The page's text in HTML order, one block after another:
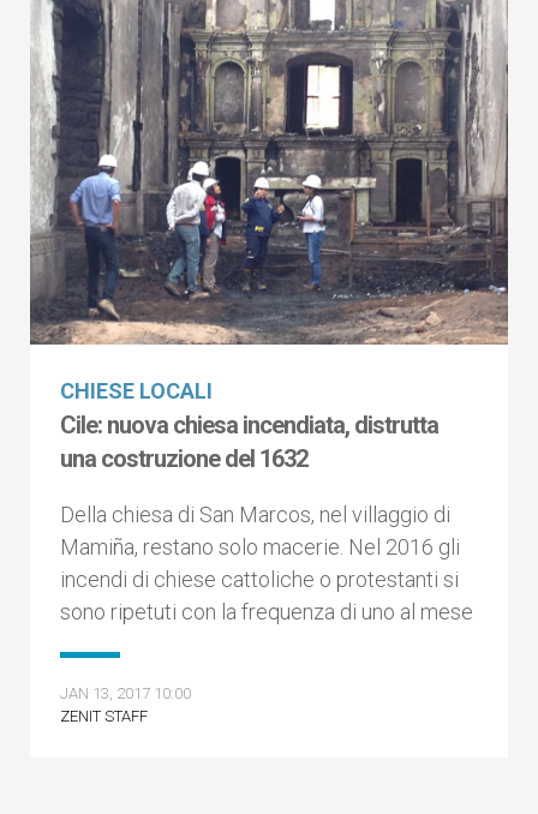
CHIESE LOCALI
Cile: nuova chiesa incendiata, distrutta
una costruzione del 1632
Della chiesa di San Marcos, nel villaggio di
Mamiña, restano solo macerie. Nel 2016 gli
incendi di chiese cattoliche o protestanti si
sono ripetuti con la frequenza di uno al mese
JAN 13, 2017 10:00
ZENIT STAFF